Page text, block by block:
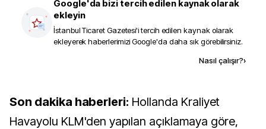
Google'da bizi tercih edilen kaynak olarak
ekleyin
İstanbul Ticaret Gazetesi'i tercih edilen kaynak olarak
ekleyerek haberlerimizi Google'da daha sık görebilirsiniz.
Nasıl çalışır?›
Son dakika haberleri: Hollanda Kraliyet
Havayolu KLM'den yapılan açıklamaya göre,